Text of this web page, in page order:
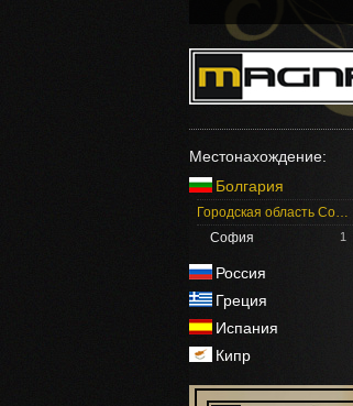
Местонахождение:
Болгария
Городская область Со…
София 1
Россия
Греция
Испания
Кипр